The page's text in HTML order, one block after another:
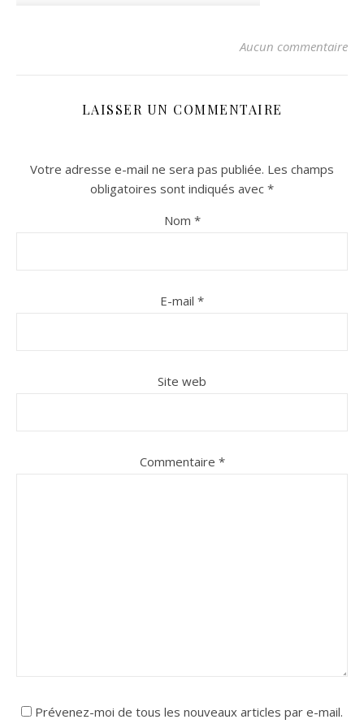
sur Instagram
sur Instagram
Aucun commentaire
LAISSER UN COMMENTAIRE
Votre adresse e-mail ne sera pas publiée. Les champs
obligatoires sont indiqués avec *
Nom *
E-mail *
Site web
Commentaire *
Prévenez-moi de tous les nouveaux articles par e-mail.